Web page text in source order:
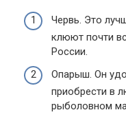
Червь. Это
клюют почти
России.
Опарыш. Он
приобрести в
рыболовном